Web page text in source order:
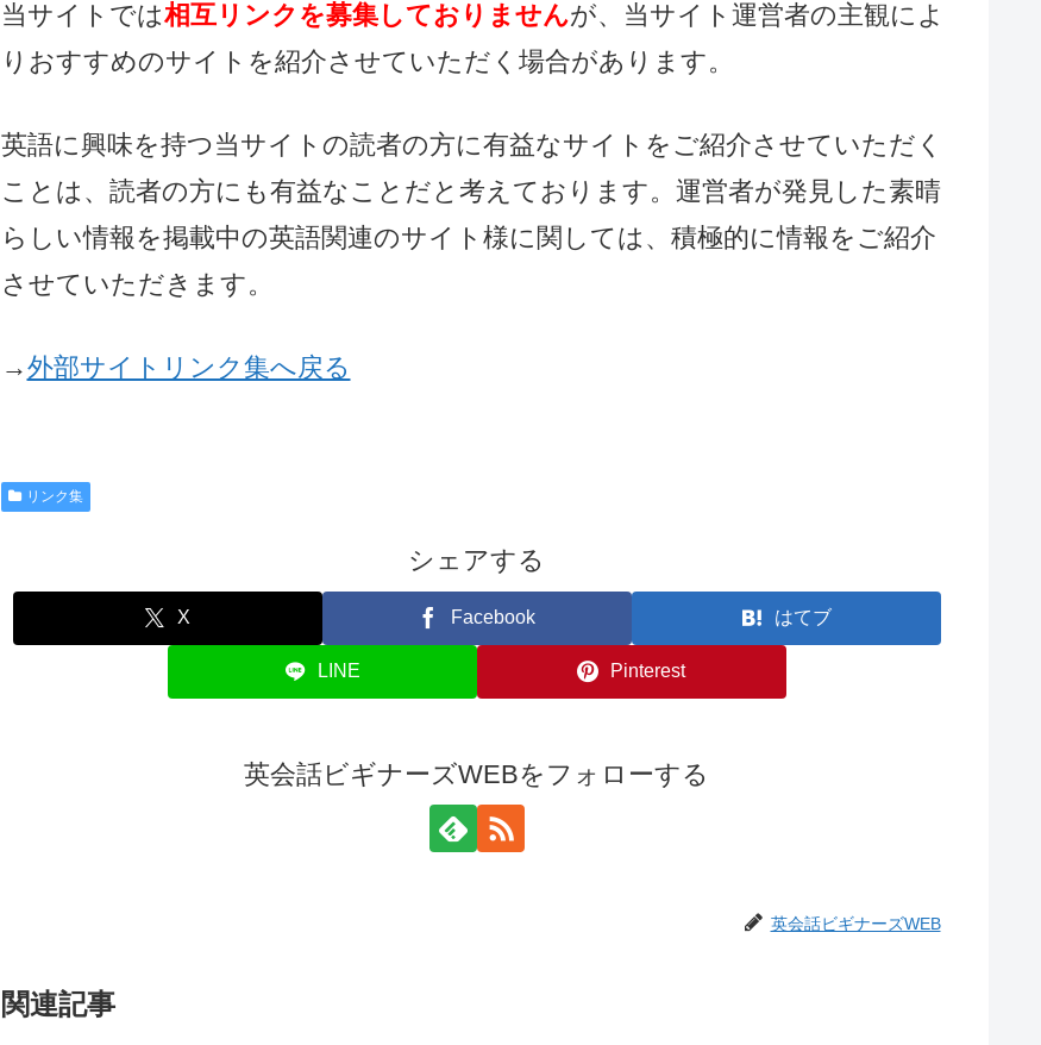
当サイトでは相互リンクを募集しておりませんが、当サイト運営者の主観によ
りおすすめのサイトを紹介させていただく場合があります。
英語に興味を持つ当サイトの読者の方に有益なサイトをご紹介させていただく
ことは、読者の方にも有益なことだと考えております。運営者が発見した素晴
らしい情報を掲載中の英語関連のサイト様に関しては、積極的に情報をご紹介
させていただきます。
→外部サイトリンク集へ戻る
リンク集
シェアする
X Facebook はてブ
LINE Pinterest
英会話ビギナーズWEBをフォローする
英会話ビギナーズWEB
関連記事